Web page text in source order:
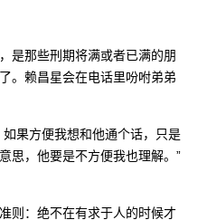
是那些刑期将满或者已满的朋
。赖昌星会在电话里吩咐弟弟
果方便我想和他通个话，只是
思，他要是不方便我也理解。”
则：绝不在有求于人的时候才